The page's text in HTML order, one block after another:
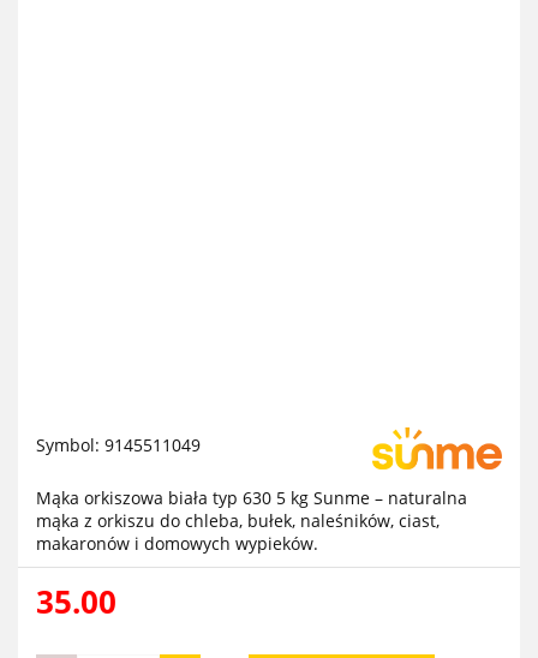
Symbol: 9145511049
Mąka orkiszowa biała typ 630 5 kg Sunme – naturalna
mąka z orkiszu do chleba, bułek, naleśników, ciast,
makaronów i domowych wypieków.
35.00